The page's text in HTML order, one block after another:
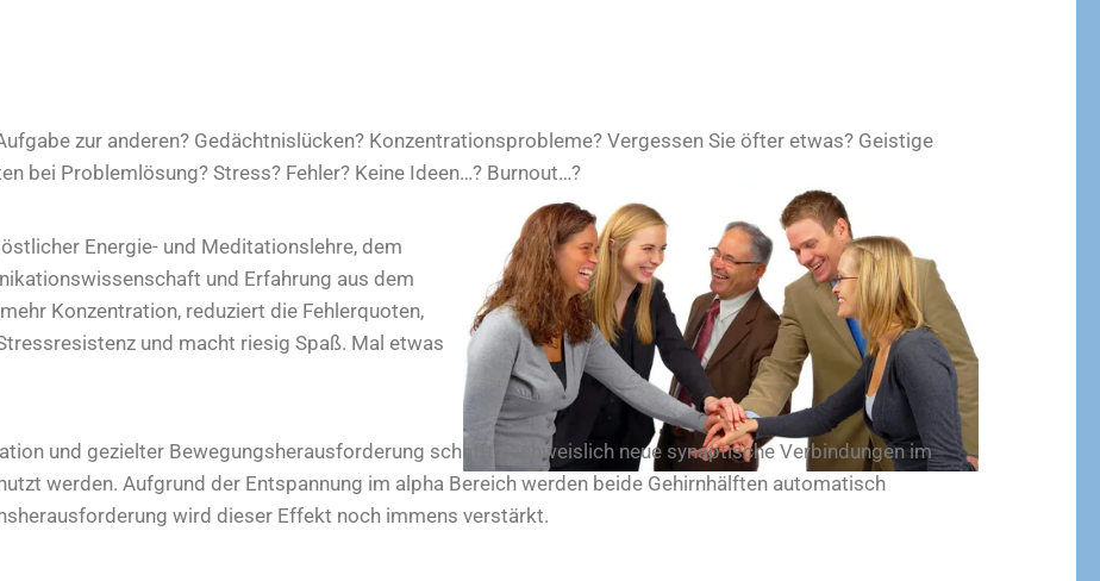
zur anderen? Gedächtnislücken? Konzentrationsprobleme? Vergessen Sie öfter etwas? Geistige
bei Problemlösung? Stress? Fehler? Keine Ideen…? Burnout…?
Energie- und Meditationslehre, dem
und Erfahrung aus dem
Konzentration, reduziert die Fehlerquoten,
und macht riesig Spaß. Mal etwas
und gezielter Bewegungsherausforderung schafft nachweislich neue synaptische Verbindungen im
werden. Aufgrund der Entspannung im alpha Bereich werden beide Gehirnhälften automatisch
wird dieser Effekt noch immens verstärkt.